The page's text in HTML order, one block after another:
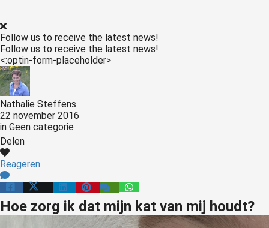
Follow us to receive the latest news!
Follow us to receive the latest news!
<:optin-form-placeholder>
Nathalie Steffens
22 november 2016
in Geen categorie
Delen
Reageren
Hoe zorg ik dat mijn kat van mij houdt?